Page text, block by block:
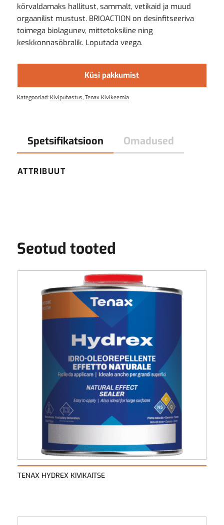
kõrvaldamaks hallitust, sammalt, vetikaid ja muud
orgaanilist mustust. BRIOACTION on desinfitseeriva
toimega biolagunev, mittetoksiline ning
keskkonnasõbralik. Loputada veega.
Küsi pakkumist
Kategooriad: Kivipuhastus, Tenax Kivikeemia
Spetsifikatsioon Omadused
ATTRIBUUT
Seotud tooted
TENAX HYDREX KIVIKAITSE